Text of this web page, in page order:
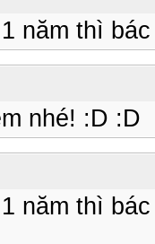
năm thì
nhé! :D :D
năm thì